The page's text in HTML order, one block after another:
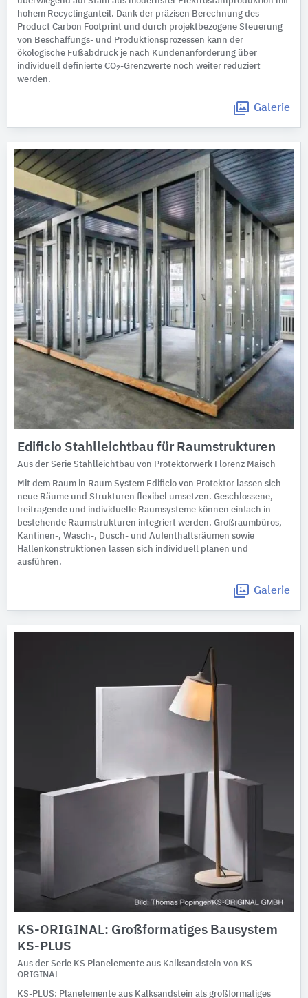
hohem Recyclinganteil. Dank der präzisen Berechnung des
Product Carbon Footprint und durch projektbezogene Steuerung
von Beschaffungs- und Produktionsprozessen kann der
ökologische Fußabdruck je nach Kundenanforderung über
individuell definierte CO2-Grenzwerte noch weiter reduziert
werden.
Galerie
Edificio Stahlleichtbau für Raumstrukturen
Aus der Serie Stahlleichtbau von Protektorwerk Florenz Maisch
Mit dem Raum in Raum System Edificio von Protektor lassen sich
neue Räume und Strukturen flexibel umsetzen. Geschlossene,
freitragende und individuelle Raumsysteme können einfach in
bestehende Raumstrukturen integriert werden. Großraumbüros,
Kantinen-, Wasch-, Dusch- und Aufenthaltsräumen sowie
Hallenkonstruktionen lassen sich individuell planen und
ausführen.
Galerie
KS-ORIGINAL: Großformatiges Bausystem
KS-PLUS
Aus der Serie KS Planelemente aus Kalksandstein von KS-
ORIGINAL
KS-PLUS: Planelemente aus Kalksandstein als großformatiges